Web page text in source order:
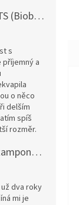
BIO Intimní vložka s GOTS (Biobavlněný úplet) - Malované pivoňky v hořčicové
s
a
o něco
delším
spíš
rozměr.
BIO Látkový odličovací tamponek: Barevné bambusovo-biobavlněné froté
dva roky
mi je